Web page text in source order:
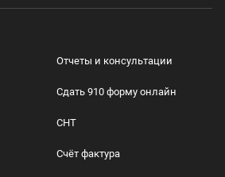
Отчеты и консультации
Сдать 910 форму онлайн
СНТ
Счёт фактура